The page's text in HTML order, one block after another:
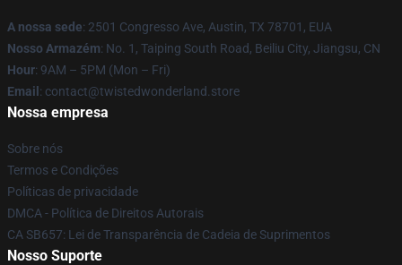
A nossa sede: 2501 Congresso Ave, Austin, TX 78701, EUA
Nosso Armazém: No. 1, Taiping South Road, Beiliu City, Jiangsu, CN
Hour: 9AM – 5PM (Mon – Fri)
Email : contact@twistedwonderland.store
Nossa empresa
Sobre nós
Termos e Condições
Políticas de privacidade
DMCA - Política de Direitos Autorais
CA SB657: Lei de Transparência de Cadeia de Suprimentos
Nosso Suporte